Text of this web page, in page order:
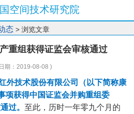
空间技术研究院
态 > 浏览文章
重组获得证监会审核通过
日期：2019-08-08 )
外技术股份有限公司（以下简称康
项获得中国证监会并购重组委
过。 至此，历时一年零九个月的